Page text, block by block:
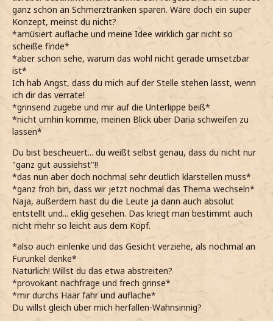
ganz schön an Schmerztränken sparen. Wäre doch ein super
Konzept, meinst du nicht?
*amüsiert auflache und meine Idee wirklich gar nicht so
scheiße finde*
*aber schon sehe, warum das wohl nicht gerade umsetzbar
ist*
Ich hab Angst, dass du mich auf der Stelle stehen lässt, wenn
ich dir das verrate!
*grinsend zugebe und mir auf die Unterlippe beiß*
*nicht umhin komme, meinen Blick über Daria schweifen zu
lassen*
Du bist bescheuert... du weißt selbst genau, dass du nicht nur
"ganz gut aussiehst"!!
*das nun aber doch nochmal sehr deutlich klarstellen muss*
*ganz froh bin, dass wir jetzt nochmal das Thema wechseln*
Naja, außerdem hast du die Leute ja dann auch absolut
entstellt und... eklig gesehen. Das kriegt man bestimmt auch
nicht mehr so leicht aus dem Kopf.
*also auch einlenke und das Gesicht verziehe, als nochmal an
Furunkel denke*
Natürlich! Willst du das etwa abstreiten?
*provokant nachfrage und frech grinse*
*mir durchs Haar fahr und auflache*
Du willst gleich über mich herfallen-Wahnsinnig?